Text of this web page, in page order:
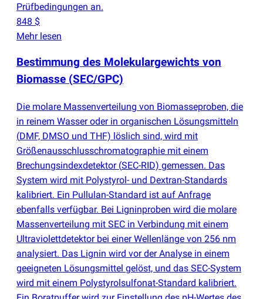
Prüfbedingungen an.
848 $
Mehr lesen
Bestimmung des Molekulargewichts von
Biomasse (SEC/GPC)
Die molare Massenverteilung von Biomasseproben, die
in reinem Wasser oder in organischen Lösungsmitteln
(DMF, DMSO und THF) löslich sind, wird mit
Größenausschlusschromatographie mit einem
Brechungsindexdetektor (SEC-RID) gemessen. Das
System wird mit Polystyrol- und Dextran-Standards
kalibriert. Ein Pullulan-Standard ist auf Anfrage
ebenfalls verfügbar. Bei Ligninproben wird die molare
Massenverteilung mit SEC in Verbindung mit einem
Ultraviolettdetektor bei einer Wellenlänge von 256 nm
analysiert. Das Lignin wird vor der Analyse in einem
geeigneten Lösungsmittel gelöst, und das SEC-System
wird mit einem Polystyrolsulfonat-Standard kalibriert.